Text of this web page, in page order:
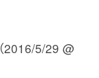
（2016/5/29 @